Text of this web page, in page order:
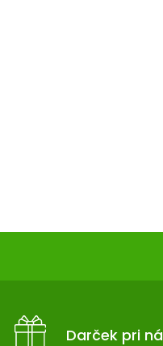
Darček pri